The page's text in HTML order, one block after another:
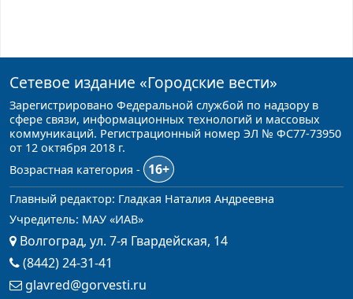
Сетевое издание «Городские вести»
Зарегистрировано Федеральной службой по надзору в
сфере связи, информационных технологий и массовых
коммуникаций. Регистрационный номер ЭЛ № ФС77-73950
от 12 октября 2018 г.
Возрастная категория -
16+
Главный редактор: Гладкая Наталия Андреевна
Учредитель: МАУ «ИАВ»
Волгоград, ул. 7-я Гвардейская, 14
(8442) 24-31-41
glavred@gorvesti.ru